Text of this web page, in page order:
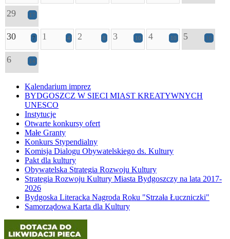
29 17
30 7 1 4 2 8 3 10 4 10 5 16
6 14
Kalendarium imprez
BYDGOSZCZ W SIECI MIAST KREATYWNYCH
UNESCO
Instytucje
Otwarte konkursy ofert
Małe Granty
Konkurs Stypendialny
Komisja Dialogu Obywatelskiego ds. Kultury
Pakt dla kultury
Obywatelska Strategia Rozwoju Kultury
Strategia Rozwoju Kultury Miasta Bydgoszczy na lata 2017-
2026
Bydgoska Literacka Nagroda Roku "Strzała Łuczniczki"
Samorządowa Karta dla Kultury